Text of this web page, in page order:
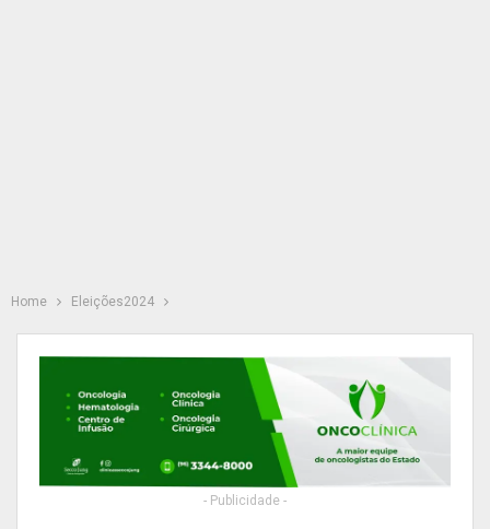
Home Eleições2024
- Publicidade -